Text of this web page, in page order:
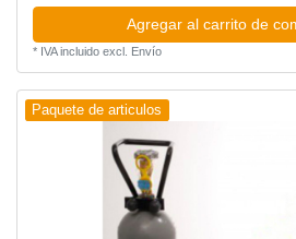
Agregar al carrito de
* IVA incluidoexcl. Envío
Paquete de articulos